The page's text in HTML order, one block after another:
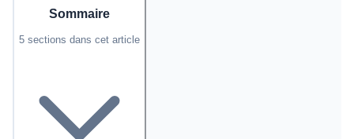
Sommaire
5 sections dans cet article